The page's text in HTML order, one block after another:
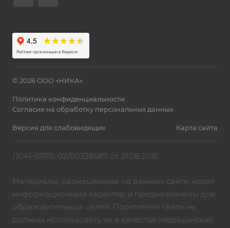
© 2026 ООО «НИКА»
Политика конфиденциальности
Согласие на обработку персональных данных
Версия для слабовидящих Карта сайта
Л041-01170-02/00328587 от 21.08.2015
Материалы, размещенные на данном сайте, носят
информационный характер и предназначены для
образовательных целей. Посетители сайта не
должны использовать их в качестве медицинских